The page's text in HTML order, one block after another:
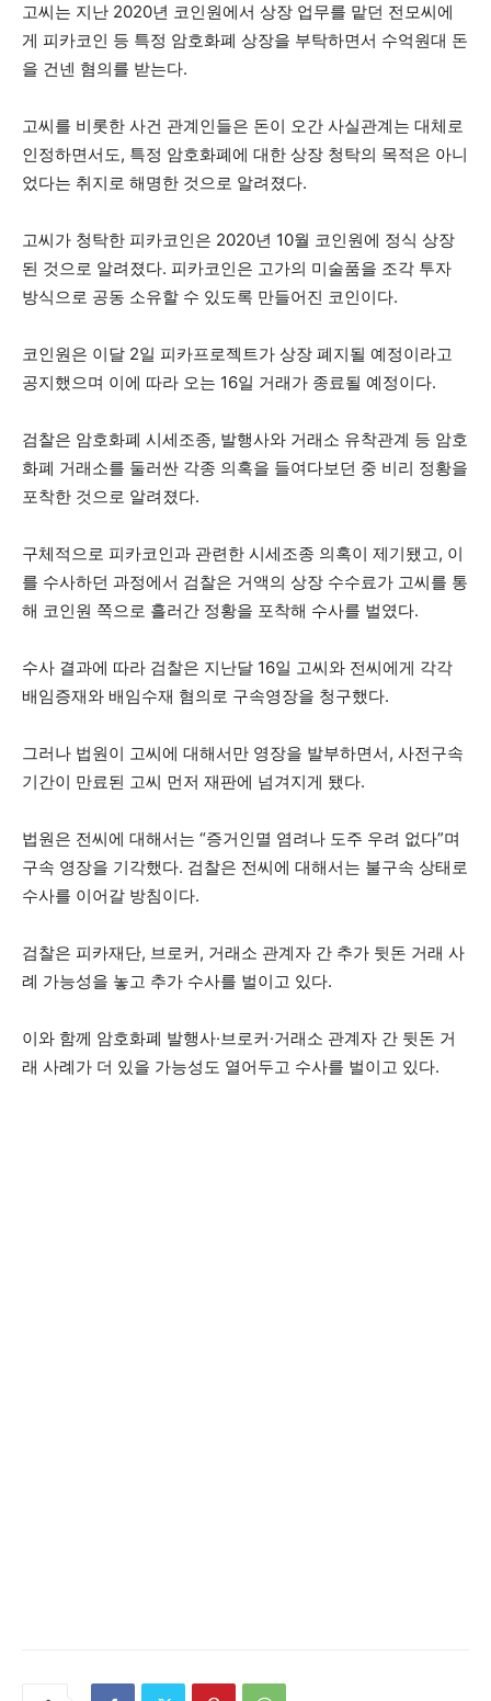
고씨는 지난 2020년 코인원에서 상장 업무를 맡던 전모씨에
게 피카코인 등 특정 암호화폐 상장을 부탁하면서 수억원대 돈
을 건넨 혐의를 받는다.
고씨를 비롯한 사건 관계인들은 돈이 오간 사실관계는 대체로
인정하면서도, 특정 암호화폐에 대한 상장 청탁의 목적은 아니
었다는 취지로 해명한 것으로 알려졌다.
고씨가 청탁한 피카코인은 2020년 10월 코인원에 정식 상장
된 것으로 알려졌다. 피카코인은 고가의 미술품을 조각 투자
방식으로 공동 소유할 수 있도록 만들어진 코인이다.
코인원은 이달 2일 피카프로젝트가 상장 폐지될 예정이라고
공지했으며 이에 따라 오는 16일 거래가 종료될 예정이다.
검찰은 암호화폐 시세조종, 발행사와 거래소 유착관계 등 암호
화폐 거래소를 둘러싼 각종 의혹을 들여다보던 중 비리 정황을
포착한 것으로 알려졌다.
구체적으로 피카코인과 관련한 시세조종 의혹이 제기됐고, 이
를 수사하던 과정에서 검찰은 거액의 상장 수수료가 고씨를 통
해 코인원 쪽으로 흘러간 정황을 포착해 수사를 벌였다.
수사 결과에 따라 검찰은 지난달 16일 고씨와 전씨에게 각각
배임증재와 배임수재 혐의로 구속영장을 청구했다.
그러나 법원이 고씨에 대해서만 영장을 발부하면서, 사전구속
기간이 만료된 고씨 먼저 재판에 넘겨지게 됐다.
법원은 전씨에 대해서는 “증거인멸 염려나 도주 우려 없다”며
구속 영장을 기각했다. 검찰은 전씨에 대해서는 불구속 상태로
수사를 이어갈 방침이다.
검찰은 피카재단, 브로커, 거래소 관계자 간 추가 뒷돈 거래 사
례 가능성을 놓고 추가 수사를 벌이고 있다.
이와 함께 암호화폐 발행사·브로커·거래소 관계자 간 뒷돈 거
래 사례가 더 있을 가능성도 열어두고 수사를 벌이고 있다.